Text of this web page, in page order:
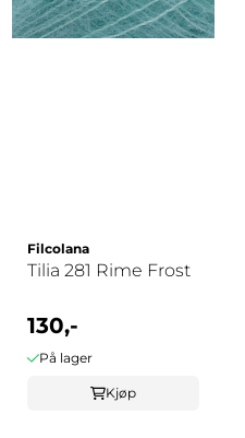
Filcolana
Tilia 281 Rime Frost
130,-
På lager
Kjøp